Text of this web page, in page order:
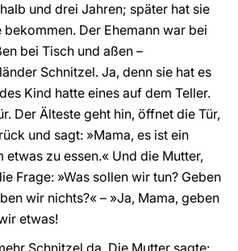
und drei Jahren; später hat sie
Der Ehemann war bei
bei Tisch und aßen –
Schnitzel. Ja, denn sie hat es
Kind hatte eines auf dem Teller.
Der Älteste geht hin, öffnet die Tür,
und sagt: »Mama, es ist ein
etwas zu essen.« Und die Mutter,
Frage: »Was sollen wir tun? Geben
wir nichts?« – »Ja, Mama, geben
etwas!
Schnitzel da. Die Mutter sagte: